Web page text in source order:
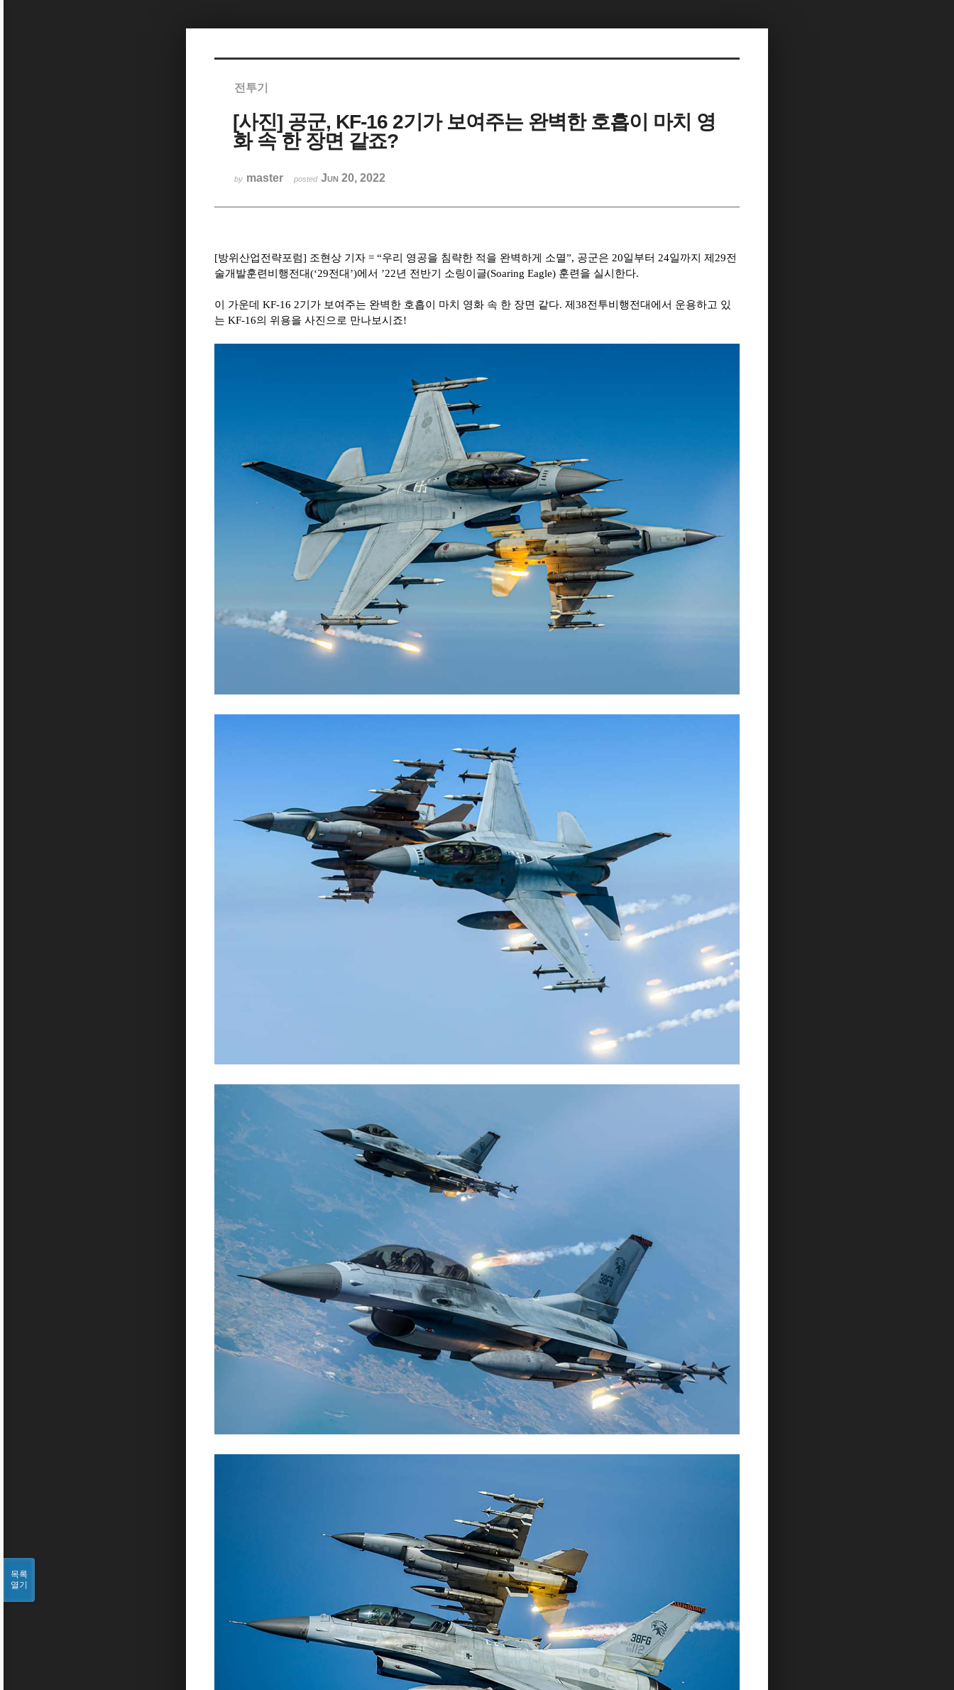
전투기
[사진] 공군, KF-16 2기가 보여주는 완벽한 호흡이 마치 영
화 속 한 장면 같죠?
by master posted Jun 20, 2022
[방위산업전략포럼] 조현상 기자 = “우리 영공을 침략한 적을 완벽하게 소멸”, 공군은 20일부터 24일까지 제29전
술개발훈련비행전대(‘29전대’)에서 ’22년 전반기 소링이글(Soaring Eagle) 훈련을 실시한다.
이 가운데 KF-16 2기가 보여주는 완벽한 호흡이 마치 영화 속 한 장면 같다. 제38전투비행전대에서 운용하고 있
는 KF-16의 위용을 사진으로 만나보시죠!
목록
열기
Sketchbook5, 스케치북5
Sketchbook5, 스케치북5